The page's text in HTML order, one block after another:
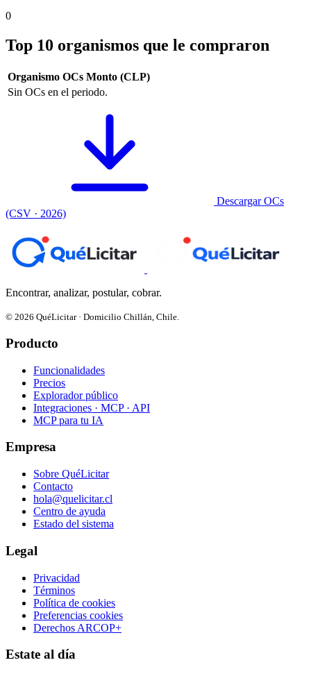
0
Top 10 organismos que le compraron
Organismo OCs Monto (CLP)
Sin OCs en el periodo.
Descargar OCs
(CSV · 2026)
Encontrar, analizar, postular, cobrar.
© 2026 QuéLicitar · Domicilio Chillán, Chile.
Producto
Funcionalidades
Precios
Explorador público
Integraciones · MCP · API
MCP para tu IA
Empresa
Sobre QuéLicitar
Contacto
hola@quelicitar.cl
Centro de ayuda
Estado del sistema
Legal
Privacidad
Términos
Política de cookies
Preferencias cookies
Derechos ARCOP+
Estate al día